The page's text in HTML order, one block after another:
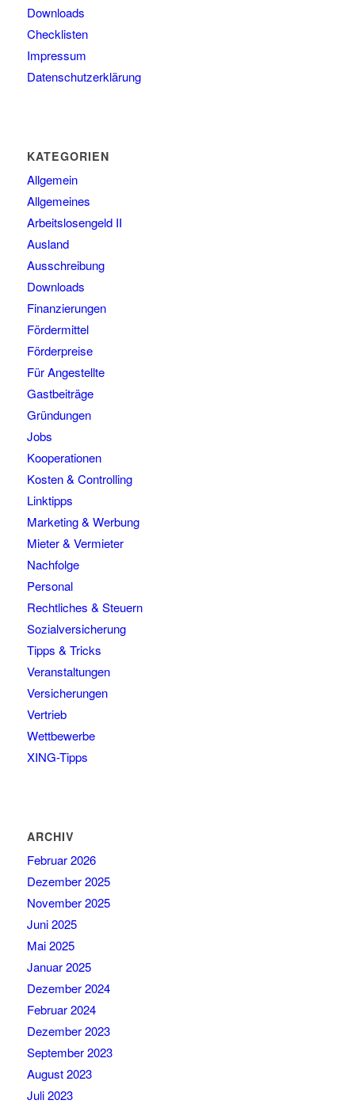
Downloads
Checklisten
Impressum
Datenschutzerklärung
KATEGORIEN
Allgemein
Allgemeines
Arbeitslosengeld II
Ausland
Ausschreibung
Downloads
Finanzierungen
Fördermittel
Förderpreise
Für Angestellte
Gastbeiträge
Gründungen
Jobs
Kooperationen
Kosten & Controlling
Linktipps
Marketing & Werbung
Mieter & Vermieter
Nachfolge
Personal
Rechtliches & Steuern
Sozialversicherung
Tipps & Tricks
Veranstaltungen
Versicherungen
Vertrieb
Wettbewerbe
XING-Tipps
ARCHIV
Februar 2026
Dezember 2025
November 2025
Juni 2025
Mai 2025
Januar 2025
Dezember 2024
Februar 2024
Dezember 2023
September 2023
August 2023
Juli 2023